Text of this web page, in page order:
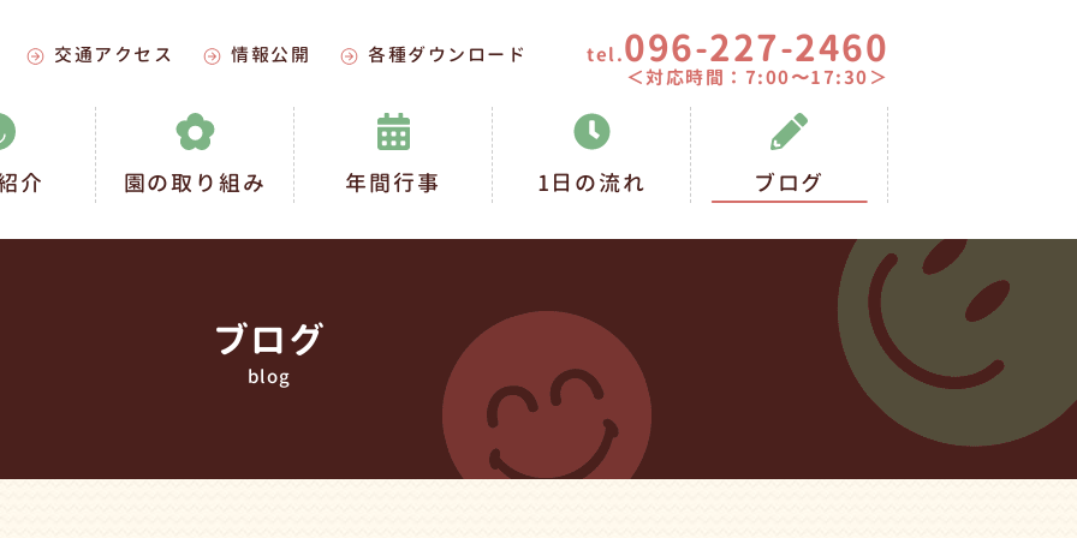
交通アクセス 情報公開 各種ダウンロード tel.096-227-2460
＜対応時間：7:00〜17:30＞
介 園の取り組み 年間行事 1日の流れ ブログ
ブログ
blog